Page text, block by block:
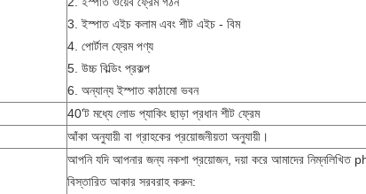
3. ইস্পাত এইচ কলাম এবং শীট এইচ - বিম
4. পোর্টাল ফ্রেম পণ্য
5. উচ্চ বিল্ডিং প্রকল্প
6. অন্যান্য ইস্পাত কাঠামো ভবন
40'ট মধ্যে লোড প্যাকিং ছাড়া প্রধান শীট ফ্রেম
আঁকা অনুযায়ী বা গ্রাহকের প্রয়োজনীয়তা অনুযায়ী।
আপনি যদি আপনার জন্য নকশা প্রয়োজন, দয়া করে আমাদের নিম্নলিখিত
বিস্তারিত আকার সরবরাহ করুন: